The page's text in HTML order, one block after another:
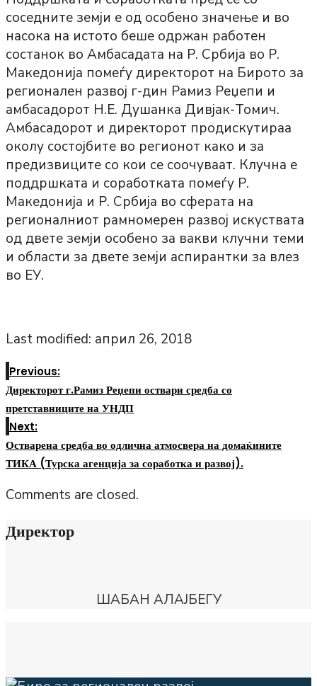
соседните земји е од особено значење и во
насока на истото беше одржан работен
состанок во Амбасадата на Р. Србија во Р.
Македонија помеѓу директорот на Бирото за
регионален развој г-дин Рамиз Реџепи и
амбасадорот Н.Е. Душанка Дивјак-Томич.
Амбасадорот и директорот продискутираа
околу состојбите во регионот како и за
предизвиците со кои се соочуваат. Клучна е
поддршката и соработката помеѓу Р.
Македонија и Р. Србија во сферата на
регионалниот рамномерен развој искуствата
од двете земји особено за вакви клучни теми
и области за двете земји аспирантки за влез
во ЕУ.
Last modified: април 26, 2018
Previous:
Директорот г.Рамиз Реџепи оствари средба со
претставниците на УНДП
Next:
Остварена средба во одлична атмосвера на домаќините
ТИКА (Турска агенција за соработка и развој).
Comments are closed.
Директор
ШАБАН АЛАЈБЕГУ